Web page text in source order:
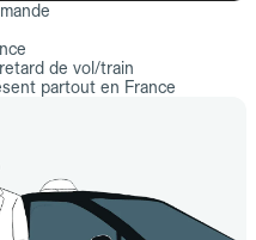
de vol/train
partout en France